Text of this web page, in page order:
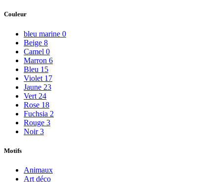
Couleur
bleu marine 0
Beige 8
Camel 0
Marron 6
Bleu 15
Violet 17
Jaune 23
Vert 24
Rose 18
Fuchsia 2
Rouge 3
Noir 3
Motifs
Animaux
Art déco